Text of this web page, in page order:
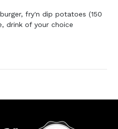
fry'n dip potatoes (150
drink of your choice